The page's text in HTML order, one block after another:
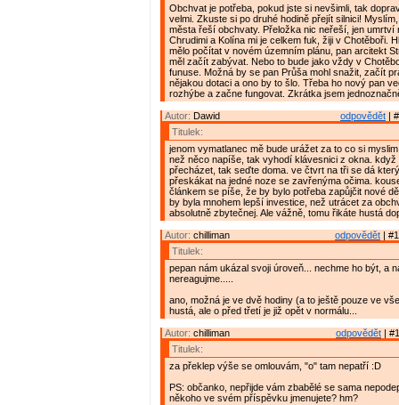
Obchvat je potřeba, pokud jste si nevšimli, tak
velmi. Zkuste si po druhé hodině přejít silnici!
města řeší obchvaty. Přeložka nic neřeší, jen umrtví
Chrudimi a Kolína mi je celkem fuk, žiji v Chotěboři.
mělo počítat v novém územním plánu, pan arcitekt
měl začít zabývat. Nebo to bude jako vždy v
funuse. Možná by se pan Průša mohl snažit, začít
nějakou dotaci a ono by to šlo. Třeba ho nový pan
rozhýbe a začne fungovat. Zkrátka jsem
odpovědět |
Autor: Dawid
Titulek:
jenom vymatlanec mě bude urážet za to co si
než něco napíše, tak vyhodí klávesnici z okna. když
přecházet, tak seďte doma. ve čtvrt na tři se dá
přeskákat na jedné noze se zavřenýma očima.
článkem se píše, že by bylo potřeba zapůjčit nové
by byla mnohem lepší investice, než utrácet za
absolutně zbytečnej. Ale vážně, tomu řikáte hustá
odpovědět |
Autor: chilliman
Titulek:
pepan nám ukázal svoji úroveň... nechme ho být, a
nereagujme.....
ano, možná je ve dvě hodiny (a to ještě pouze ve
hustá, ale o před třetí je již opět v normálu...
odpovědět |
Autor: chilliman
Titulek:
za překlep výše se omlouvám, "o" tam nepatří :D
PS: občanko, nepřijde vám zbabělé se sama
někoho ve svém příspěvku jmenujete? hm?